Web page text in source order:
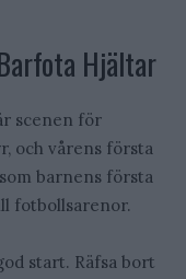
Hjältar
scenen för
och vårens första
barnens första
fotbollsarenor.
start. Räfsa bort